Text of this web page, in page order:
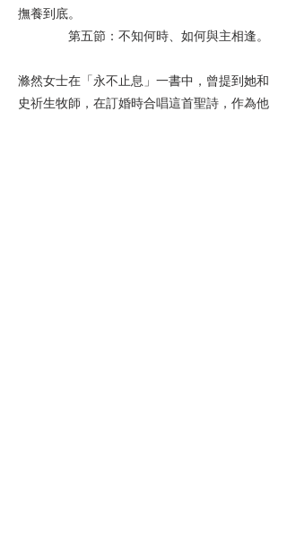
撫養到底。
第五節：不知何時、如何與主相逢。
滌然女士在「永不止息」一書中，曾提到她和
史祈生牧師，在訂婚時合唱這首聖詩，作為他